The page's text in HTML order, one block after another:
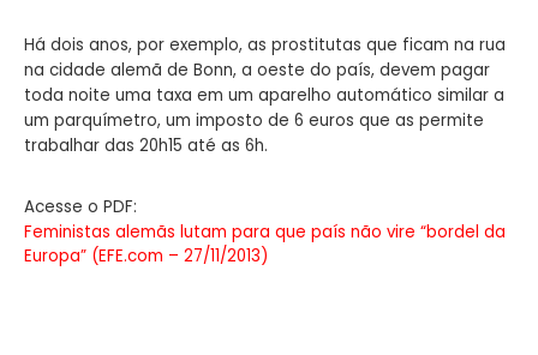
Há dois anos, por exemplo, as prostitutas que ficam na rua
na cidade alemã de Bonn, a oeste do país, devem pagar
toda noite uma taxa em um aparelho automático similar a
um parquímetro, um imposto de 6 euros que as permite
trabalhar das 20h15 até as 6h.
Acesse o PDF:
Feministas alemãs lutam para que país não vire “bordel da
Europa” (EFE.com – 27/11/2013)